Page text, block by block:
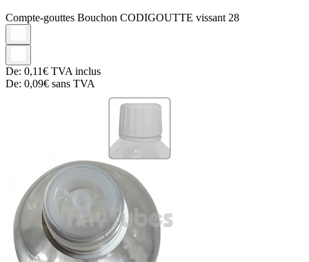
Compte-gouttes Bouchon CODIGOUTTE vissant 28
De: 0,11€ TVA inclus
De: 0,09€ sans TVA